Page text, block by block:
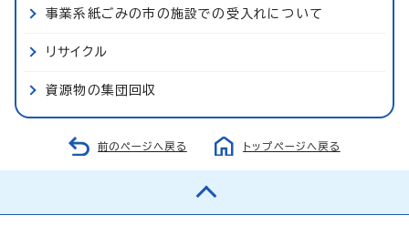
事業系紙ごみの市の施設での受入れについて
リサイクル
資源物の集団回収
前のページへ戻る トップページへ戻る